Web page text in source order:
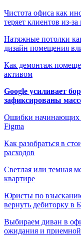
Чистота офиса как
теряет клиентов из-за
Натяжные потолки
дизайн помещения
Как демонтаж
активом
Google усиливает
зафиксированы
Ошибки начинающих
Figma
Как разобраться в
расходов
Светлая или темная
квартире
Юристы по
вернуть дебиторку в
Выбираем диван в
ожидания и приемной